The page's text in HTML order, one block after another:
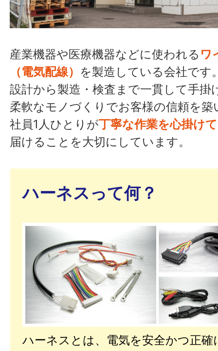
産業機器や医療機器などに使われる ワ
（電気配線） を製造している会社です
設計から製造・検査まで一貫して手掛
柔軟なモノづくりでお客様の信頼を
社員1人ひとりが丁寧な作業を心掛けて
届けることを大切にしています。
ハーネスって何？
ハーネスとは、電気を安全かつ正確